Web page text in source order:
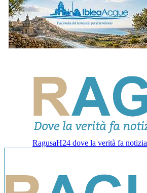
RagusaH24 dove la verità fa notizia